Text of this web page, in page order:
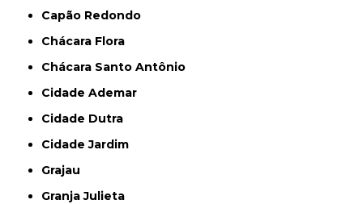
Capão Redondo
Chácara Flora
Chácara Santo Antônio
Cidade Ademar
Cidade Dutra
Cidade Jardim
Grajau
Granja Julieta